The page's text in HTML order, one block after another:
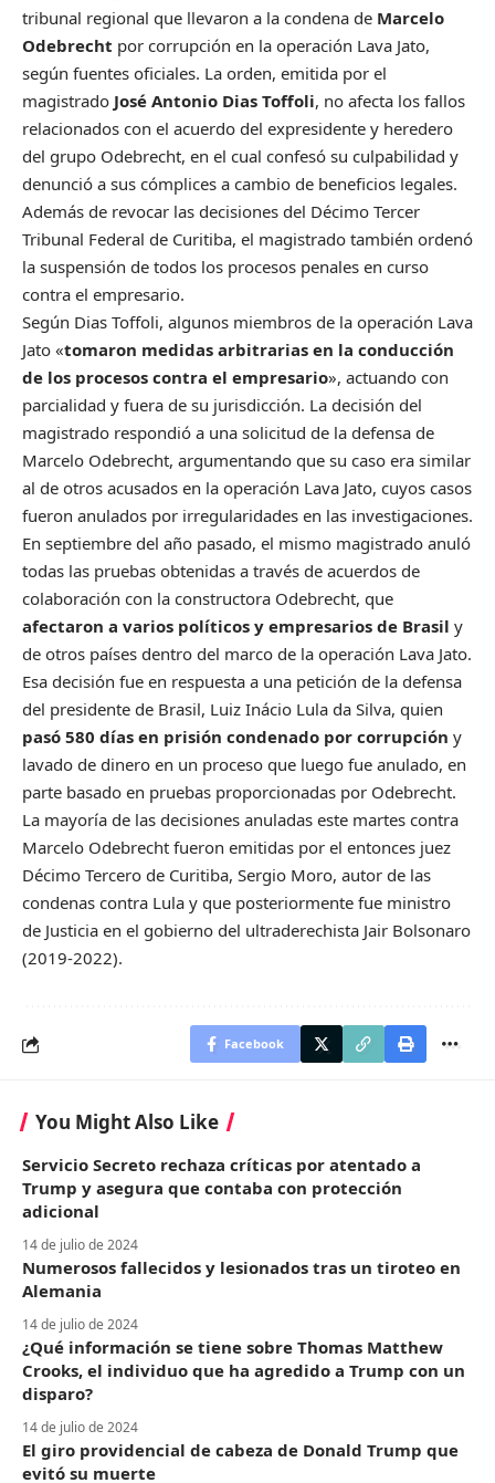
tribunal regional que llevaron a la condena de Marcelo
Odebrecht por corrupción en la operación Lava Jato,
según fuentes oficiales. La orden, emitida por el
magistrado José Antonio Dias Toffoli, no afecta los fallos
relacionados con el acuerdo del expresidente y heredero
del grupo Odebrecht, en el cual confesó su culpabilidad y
denunció a sus cómplices a cambio de beneficios legales.
Además de revocar las decisiones del Décimo Tercer
Tribunal Federal de Curitiba, el magistrado también ordenó
la suspensión de todos los procesos penales en curso
contra el empresario.
Según Dias Toffoli, algunos miembros de la operación Lava
Jato «tomaron medidas arbitrarias en la conducción
de los procesos contra el empresario», actuando con
parcialidad y fuera de su jurisdicción. La decisión del
magistrado respondió a una solicitud de la defensa de
Marcelo Odebrecht, argumentando que su caso era similar
al de otros acusados en la operación Lava Jato, cuyos casos
fueron anulados por irregularidades en las investigaciones.
En septiembre del año pasado, el mismo magistrado anuló
todas las pruebas obtenidas a través de acuerdos de
colaboración con la constructora Odebrecht, que
afectaron a varios políticos y empresarios de Brasil y
de otros países dentro del marco de la operación Lava Jato.
Esa decisión fue en respuesta a una petición de la defensa
del presidente de Brasil, Luiz Inácio Lula da Silva, quien
pasó 580 días en prisión condenado por corrupción y
lavado de dinero en un proceso que luego fue anulado, en
parte basado en pruebas proporcionadas por Odebrecht.
La mayoría de las decisiones anuladas este martes contra
Marcelo Odebrecht fueron emitidas por el entonces juez
Décimo Tercero de Curitiba, Sergio Moro, autor de las
condenas contra Lula y que posteriormente fue ministro
de Justicia en el gobierno del ultraderechista Jair Bolsonaro
(2019-2022).
Facebook
You Might Also Like
Servicio Secreto rechaza críticas por atentado a
Trump y asegura que contaba con protección
adicional
14 de julio de 2024
Numerosos fallecidos y lesionados tras un tiroteo en
Alemania
14 de julio de 2024
¿Qué información se tiene sobre Thomas Matthew
Crooks, el individuo que ha agredido a Trump con un
disparo?
14 de julio de 2024
El giro providencial de cabeza de Donald Trump que
evitó su muerte